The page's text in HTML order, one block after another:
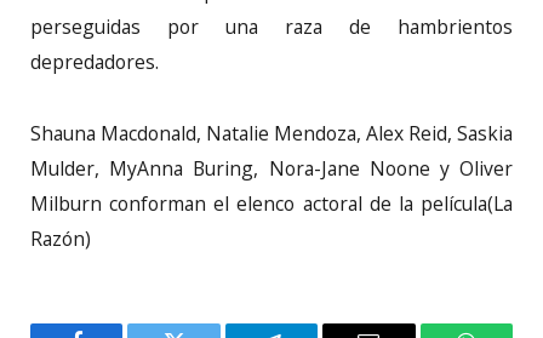
perseguidas por una raza de hambrientos
depredadores.
Shauna Macdonald, Natalie Mendoza, Alex Reid, Saskia
Mulder, MyAnna Buring, Nora-Jane Noone y Oliver
Milburn conforman el elenco actoral de la película(La
Razón)